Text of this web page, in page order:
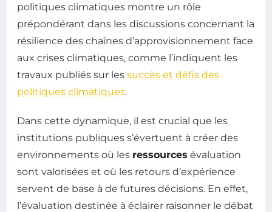
politiques climatiques montre un rôle
prépondérant dans les discussions concernant la
résilience des chaînes d’approvisionnement face
aux crises climatiques, comme l’indiquent les
travaux publiés sur les succès et défis des
politiques climatiques.
Dans cette dynamique, il est crucial que les
institutions publiques s’évertuent à créer des
environnements où les ressources évaluation
sont valorisées et où les retours d’expérience
servent de base à de futures décisions. En effet,
l’évaluation destinée à éclairer raisonner le débat